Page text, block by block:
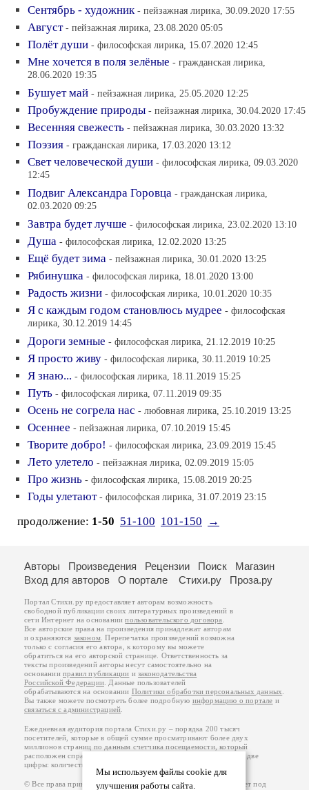
Сентябрь - художник - пейзажная лирика, 30.09.2020 17:55
Август - пейзажная лирика, 23.08.2020 05:05
Полёт души - философская лирика, 15.07.2020 12:45
Мне хочется в поля зелёные - гражданская лирика,
28.06.2020 19:35
Бушует май - пейзажная лирика, 25.05.2020 12:25
Пробуждение природы - пейзажная лирика, 30.04.2020 17:45
Весенняя свежесть - пейзажная лирика, 30.03.2020 13:32
Поэзия - гражданская лирика, 17.03.2020 13:12
Свет человеческой души - философская лирика, 09.03.2020
12:45
Подвиг Александра Горовца - гражданская лирика,
02.03.2020 09:25
Завтра будет лучше - философская лирика, 23.02.2020 13:10
Душа - философская лирика, 12.02.2020 13:25
Ещё будет зима - пейзажная лирика, 30.01.2020 13:25
Рябинушка - философская лирика, 18.01.2020 13:00
Радость жизни - философская лирика, 10.01.2020 10:35
Я с каждым годом становлюсь мудрее - философская
лирика, 30.12.2019 14:45
Дороги земные - философская лирика, 21.12.2019 10:25
Я просто живу - философская лирика, 30.11.2019 10:25
Я знаю... - философская лирика, 18.11.2019 15:25
Путь - философская лирика, 07.11.2019 09:35
Осень не согрела нас - любовная лирика, 25.10.2019 13:25
Осеннее - пейзажная лирика, 07.10.2019 15:45
Творите добро! - философская лирика, 23.09.2019 15:45
Лето улетело - пейзажная лирика, 02.09.2019 15:05
Про жизнь - философская лирика, 15.08.2019 20:25
Годы улетают - философская лирика, 31.07.2019 23:15
продолжение: 1-50 51-100 101-150 →
Мы используем файлы cookie для
улучшения работы сайта.
Авторы Произведения Рецензии Поиск
Магазин
Вход для авторов
О портале Стихи.ру Проза.ру
Портал Стихи.ру предоставляет авторам возможность
свободной публикации своих литературных произведений в
сети Интернет на основаниипользовательского договора
Все авторские права на произведения принадлежат авторам
и охраняются законом . Перепечатка произведений возможна
только с согласия его автора, к которому вы можете
обратиться на его авторской странице. Ответственность за
тексты произведений авторы несут самостоятельно на
основанииправил публикации изаконодательства
Российской Федерации . Данные пользователей
обрабатываются на основании Политики обработки персональных данных
Вы также можете посмотреть более подробную информацию о портале и
связаться с администрацией
Ежедневная аудитория портала Стихи.ру – порядка 200 тысяч
посетителей, которые в общей сумме просматривают более двух
миллионов страниц по данным счетчика посещаемости, который
расположен справа от этого текста. В каждой графе указано по две
цифры: количество просмотров и количество посетителей.
© Все права принадлежат авторам, 2000-2026. Портал работает под